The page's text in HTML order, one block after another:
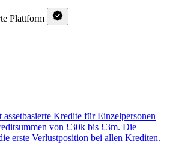
Plattform
Kredite für Einzelpersonen
von £30k bis £3m. Die
erste Verlustposition bei allen Krediten.